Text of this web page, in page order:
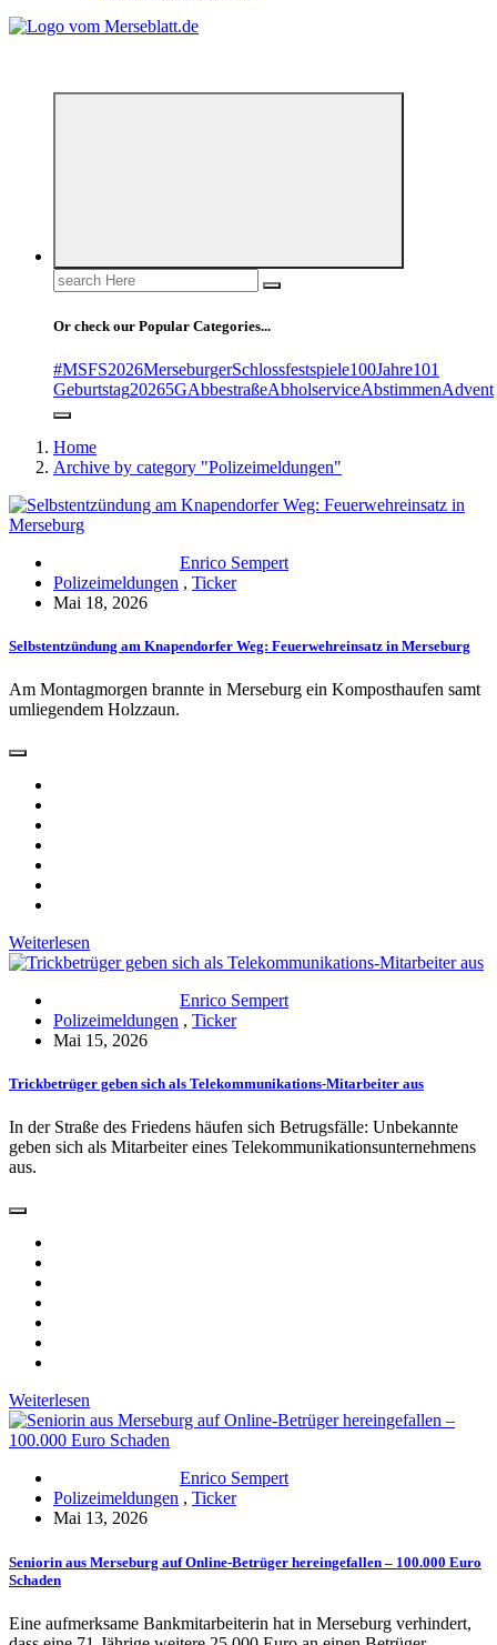
Search
for:
Or check our Popular Categories...
#MSFS2026MerseburgerSchlossfestspiele100Jahre101
Geburtstag20265GAbbestraßeAbholserviceAbstimmenAdvent
Home
Archive by category "Polizeimeldungen"
Enrico Sempert
Polizeimeldungen , Ticker
Mai 18, 2026
Selbstentzündung am Knapendorfer Weg: Feuerwehreinsatz in Merseburg
Am Montagmorgen brannte in Merseburg ein Komposthaufen samt
umliegendem Holzzaun.
Weiterlesen
Enrico Sempert
Polizeimeldungen , Ticker
Mai 15, 2026
Trickbetrüger geben sich als Telekommunikations-Mitarbeiter aus
In der Straße des Friedens häufen sich Betrugsfälle: Unbekannte
geben sich als Mitarbeiter eines Telekommunikationsunternehmens
aus.
Weiterlesen
Enrico Sempert
Polizeimeldungen , Ticker
Mai 13, 2026
Seniorin aus Merseburg auf Online-Betrüger hereingefallen – 100.000 Euro
Schaden
Eine aufmerksame Bankmitarbeiterin hat in Merseburg verhindert,